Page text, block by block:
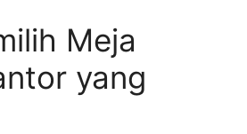
Meja
yang